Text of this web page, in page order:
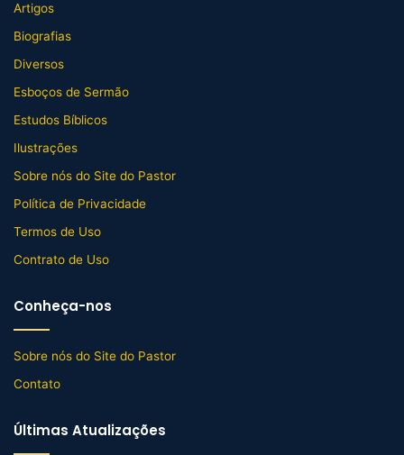
Artigos
Biografias
Diversos
Esboços de Sermão
Estudos Bíblicos
Ilustrações
Sobre nós do Site do Pastor
Política de Privacidade
Termos de Uso
Contrato de Uso
Conheça-nos
Sobre nós do Site do Pastor
Contato
Últimas Atualizações